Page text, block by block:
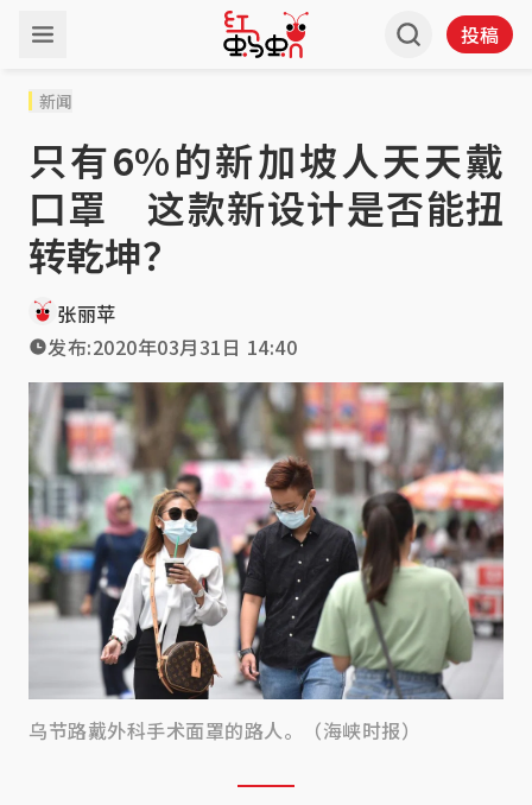
投稿
新闻
只有6%的新加坡人天天戴
口罩 这款新设计是否能扭
转乾坤？
张丽苹
发布:2020年03月31日 14:40
乌节路戴外科手术面罩的路人。（海峡时报）